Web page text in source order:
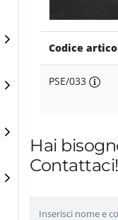
Codice
PSE/033
Hai
Contattaci!